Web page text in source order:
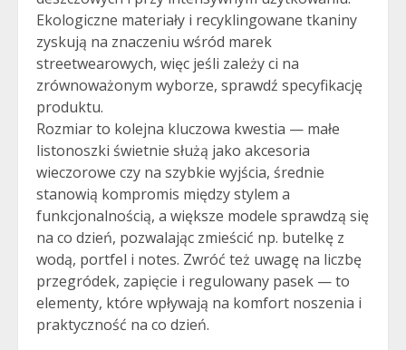
Ekologiczne materiały i recyklingowane tkaniny
zyskują na znaczeniu wśród marek
streetwearowych, więc jeśli zależy ci na
zrównoważonym wyborze, sprawdź specyfikację
produktu.
Rozmiar to kolejna kluczowa kwestia — małe
listonoszki świetnie służą jako akcesoria
wieczorowe czy na szybkie wyjścia, średnie
stanowią kompromis między stylem a
funkcjonalnością, a większe modele sprawdzą się
na co dzień, pozwalając zmieścić np. butelkę z
wodą, portfel i notes. Zwróć też uwagę na liczbę
przegródek, zapięcie i regulowany pasek — to
elementy, które wpływają na komfort noszenia i
praktyczność na co dzień.